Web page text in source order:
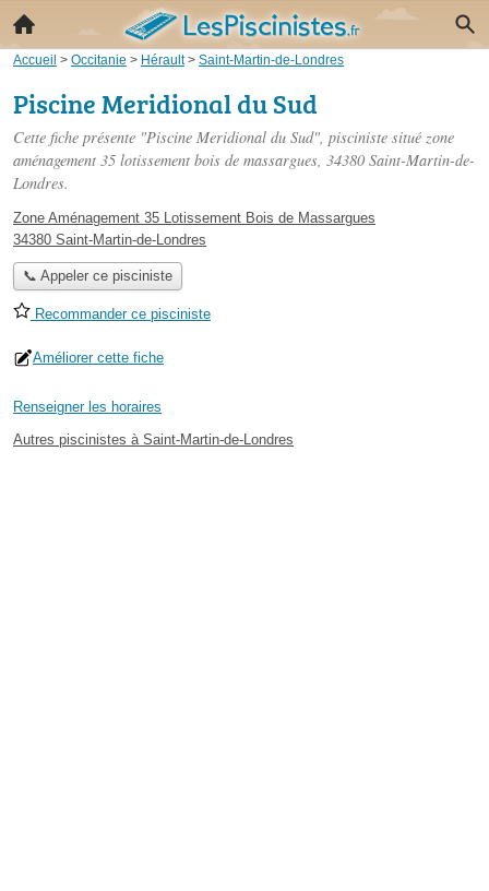
Accueil > Occitanie > Hérault> Saint-Martin-de-Londres
Piscine Meridional du Sud
Cette fiche présente "Piscine Meridional du Sud", pisciniste situé zone
aménagement 35 lotissement bois de massargues, 34380 Saint-Martin-de-
Londres.
Zone Aménagement 35 Lotissement Bois de Massargues
34380 Saint-Martin-de-Londres
📞 Appeler ce pisciniste
Recommander ce pisciniste
Améliorer cette fiche
Renseigner les horaires
Autres piscinistes à Saint-Martin-de-Londres